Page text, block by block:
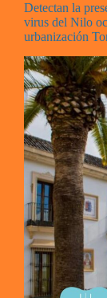
Detectan la
virus del Nilo
urbanización